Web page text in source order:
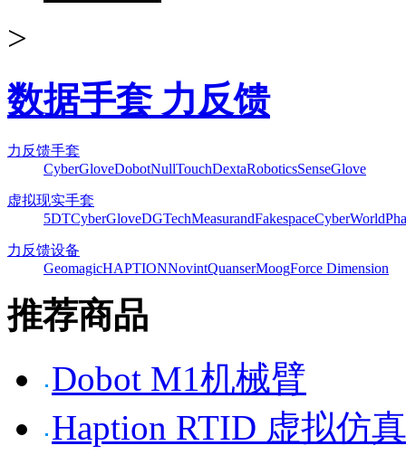
>
数据手套 力反馈
力反馈手套
CyberGloveDobotNullTouchDextaRoboticsSenseGlove
虚拟现实手套
5DTCyberGloveDGTechMeasurandFakespaceCyberWorld
力反馈设备
GeomagicHAPTIONNovintQuanserMoogForce Dimension
推荐商品
Dobot M1机械臂
Haption RTID 虚拟仿